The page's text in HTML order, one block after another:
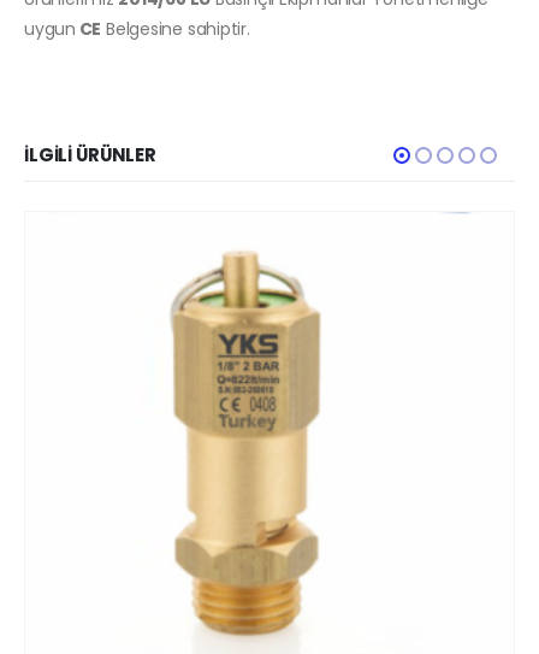
uygun CE Belgesine sahiptir.
İLGILI ÜRÜNLER